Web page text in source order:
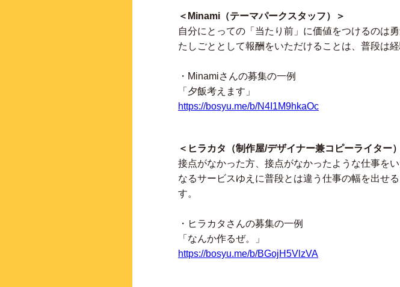
＜Minami（テーマパークスタッフ）＞
自分にとっての「当たり前」に価値をつけるのは
たしごととして報酬をいただけることは、普段は
・Minamiさんの募集の一例
「夕飯考えます」
https://bosyu.me/b/N4I1M9hkaOc
＜ヒラカタ（制作屋/デザイナー兼コピーライター
接点がなかった方、接点がなかったような仕事を
なるサービスゆえに普段とは違う仕事の幅を出せ
す。
・ヒラカタさんの募集の一例
「なんか作るぜ。」
https://bosyu.me/b/BGojH5VlzVA